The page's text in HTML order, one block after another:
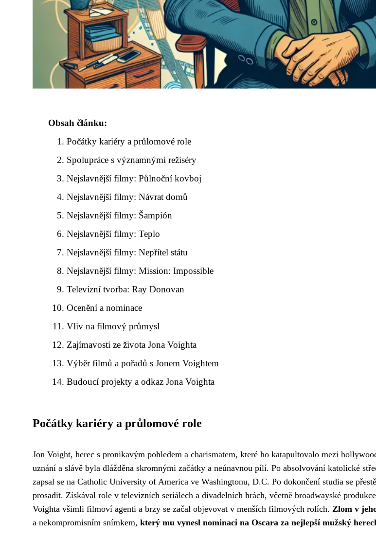
Obsah článku:
Počátky kariéry a průlomové role
Spolupráce s významnými režiséry
Nejslavnější filmy: Půlnoční kovboj
Nejslavnější filmy: Návrat domů
Nejslavnější filmy: Šampión
Nejslavnější filmy: Teplo
Nejslavnější filmy: Nepřítel státu
Nejslavnější filmy: Mission: Impossible
Televizní tvorba: Ray Donovan
Ocenění a nominace
Vliv na filmový průmysl
Zajímavosti ze života Jona Voighta
Výběr filmů a pořadů s Jonem Voightem
Budoucí projekty a odkaz Jona Voighta
Počátky kariéry a průlomové role
Jon Voight, herec s pronikavým pohledem a charismatem, které ho katapultovalo mezi
uznání a slávě byla dlážděna skromnými začátky a neúnavnou pílí. Po absolvování katolické
zapsal se na Catholic University of America ve Washingtonu, D.C. Po dokončení studia se
prosadit. Získával role v televizních seriálech a divadelních hrách, včetně broadwayské
Voighta všimli filmoví agenti a brzy se začal objevovat v menších filmových rolích. Zlom v
a nekompromisním snímkem, který mu vynesl nominaci na Oscara za nejlepší mužský